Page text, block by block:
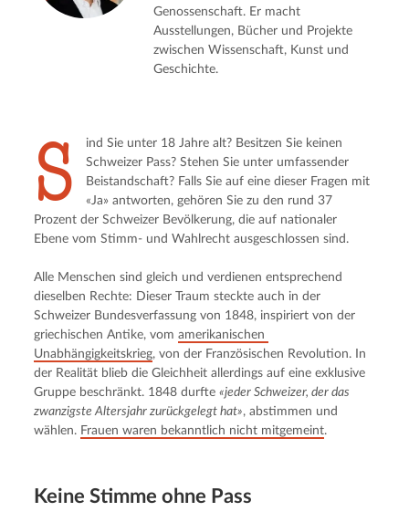
Genossenschaft. Er macht
Ausstellungen, Bücher und Projekte
zwischen Wissenschaft, Kunst und
Geschichte.
S
ind Sie unter 18 Jahre alt? Besitzen Sie keinen
Schweizer Pass? Stehen Sie unter umfassender
Beistandschaft? Falls Sie auf eine dieser Fragen mit
«Ja» antworten, gehören Sie zu den rund 37
Prozent der Schweizer Bevölkerung, die auf nationaler
Ebene vom Stimm- und Wahlrecht ausgeschlossen sind.
Alle Menschen sind gleich und verdienen entsprechend
dieselben Rechte: Dieser Traum steckte auch in der
Schweizer Bundesverfassung von 1848, inspiriert von der
griechischen Antike, vom amerikanischen
Unabhängigkeitskrieg, von der Französischen Revolution. In
der Realität blieb die Gleichheit allerdings auf eine exklusive
Gruppe beschränkt. 1848 durfte «jeder Schweizer, der das
zwanzigste Altersjahr zurückgelegt hat», abstimmen und
wählen. Frauen waren bekanntlich nicht mitgemeint.
Keine Stimme ohne Pass